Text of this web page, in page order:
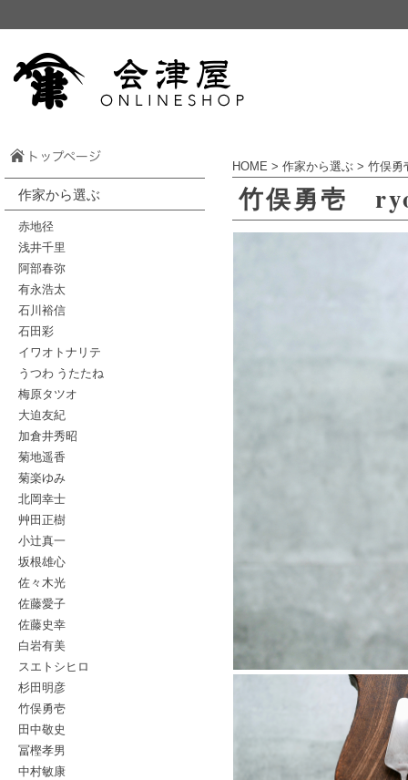
作家から選ぶ
赤地径
浅井千里
阿部春弥
有永浩太
石川裕信
石田彩
イワオトナリテ
うつわ うたたね
梅原タツオ
大迫友紀
加倉井秀昭
菊地遥香
菊楽ゆみ
北岡幸士
艸田正樹
小辻真一
坂根雄心
佐々木光
佐藤愛子
佐藤史幸
白岩有美
スエトシヒロ
杉田明彦
竹俣勇壱
田中敬史
冨樫孝男
中村敏康
HOME > 作家から選ぶ > 竹俣勇
竹俣勇壱